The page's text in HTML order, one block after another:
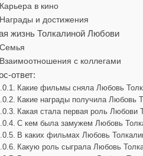
Карьера в кино
Награды и достижения
жизнь Толкалиной Любови
Семья
Взаимоотношения с коллегами
ответ:
Какие фильмы сняла Любовь
Какие награды получила Любовь
Какая стала первая роль Любови
С кем была замужем Любовь
В каких фильмах Любовь
Какую роль сыграла Любовь